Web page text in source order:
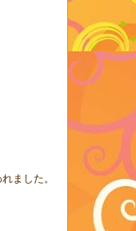
ました。